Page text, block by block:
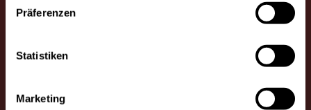
Präferenzen
Statistiken
Marketing